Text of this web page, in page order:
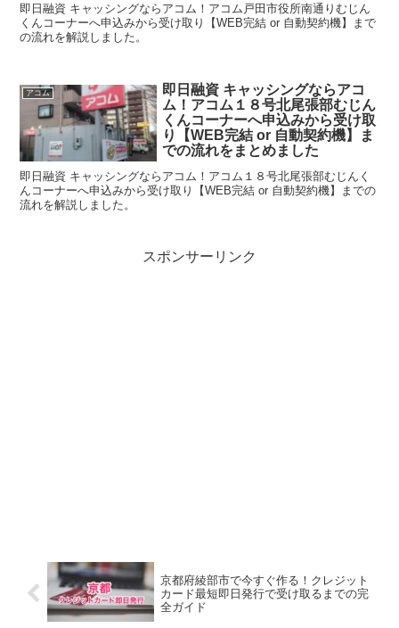
即日融資 キャッシングならアコム！アコム戸田市役所南通りむじん
くんコーナーへ申込みから受け取り【WEB完結 or 自動契約機】まで
の流れを解説しました。
アコム
即日融資 キャッシングならアコ
ム！アコム１８号北尾張部むじん
くんコーナーへ申込みから受け取
り【WEB完結 or 自動契約機】ま
での流れをまとめました
即日融資 キャッシングならアコム！アコム１８号北尾張部むじんく
んコーナーへ申込みから受け取り【WEB完結 or 自動契約機】までの
流れを解説しました。
スポンサーリンク
京都府綾部市で今すぐ作る！クレジット
カード最短即日発行で受け取るまでの完
全ガイド